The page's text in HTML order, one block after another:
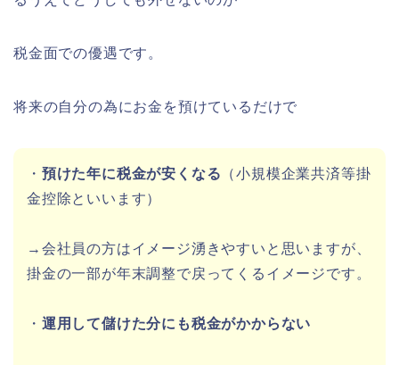
税金面での優遇です。
将来の自分の為にお金を預けているだけで
・ 預けた年に税金が安くなる （小規模企業共済等掛
金控除といいます）
→会社員の方はイメージ湧きやすいと思いますが、
掛金の一部が年末調整で戻ってくるイメージです。
・ 運用して儲けた分にも税金がかからない